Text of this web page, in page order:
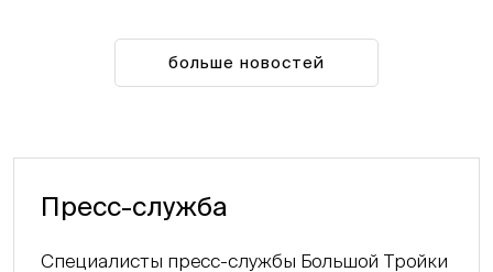
больше новостей
Пресс-служба
Специалисты пресс-службы Большой Тройки